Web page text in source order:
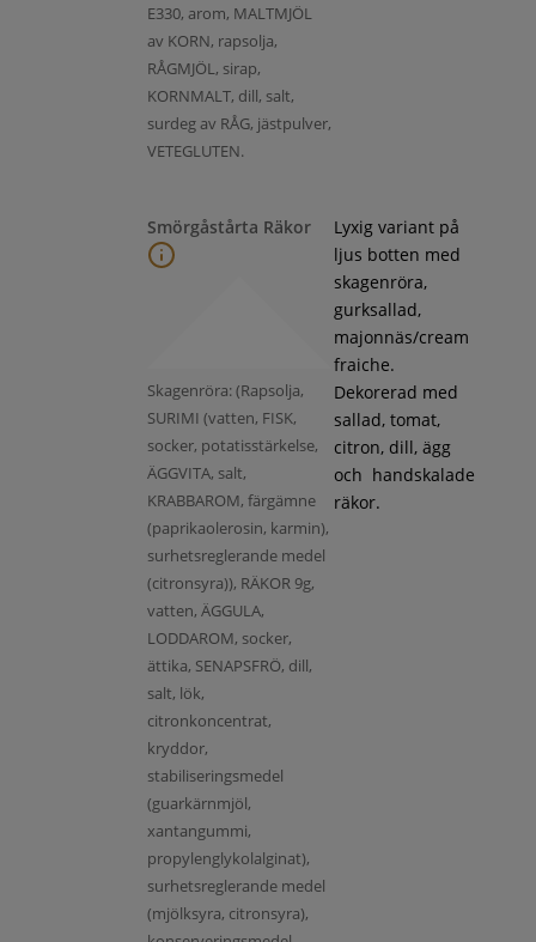
E330, arom, MALTMJÖL
av KORN, rapsolja,
RÅGMJÖL, sirap,
KORNMALT, dill, salt,
surdeg av RÅG, jästpulver,
VETEGLUTEN.
Smörgåstårta Räkor
Skagenröra: (Rapsolja,
SURIMI (vatten, FISK,
socker, potatisstärkelse,
ÄGGVITA, salt,
KRABBAROM, färgämne
(paprikaolerosin, karmin),
surhetsreglerande medel
(citronsyra)), RÄKOR 9g,
vatten, ÄGGULA,
LODDAROM, socker,
ättika, SENAPSFRÖ, dill,
salt, lök,
citronkoncentrat,
kryddor,
stabiliseringsmedel
(guarkärnmjöl,
xantangummi,
propylenglykolalginat),
surhetsreglerande medel
(mjölksyra, citronsyra),
Lyxig variant på
ljus botten med
skagenröra,
gurksallad,
majonnäs/cream
fraiche.
Dekorerad med
sallad, tomat,
citron, dill, ägg
och handskalade
räkor.